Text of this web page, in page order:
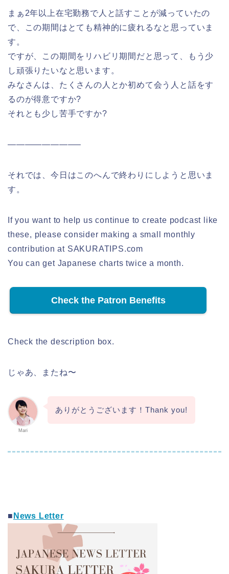
まぁ2年以上在宅勤務で人と話すことが減っていたの
で、この期間はとても精神的に疲れるなと思っていま
す。
ですが、この期間をリハビリ期間だと思って、もう少
し頑張りたいなと思います。
みなさんは、たくさんの人とか初めて会う人と話をす
るのが得意ですか?
それとも少し苦手ですか?
————————–
それでは、今日はこのへんで終わりにしようと思いま
す。
If you want to help us continue to create podcast like
these, please consider making a small monthly
contribution at SAKURATIPS.com
You can get Japanese charts twice a month.
Check the Patron Benefits
Check the description box.
じゃあ、またね〜
Mari
ありがとうございます！Thank you!
■ News Letter